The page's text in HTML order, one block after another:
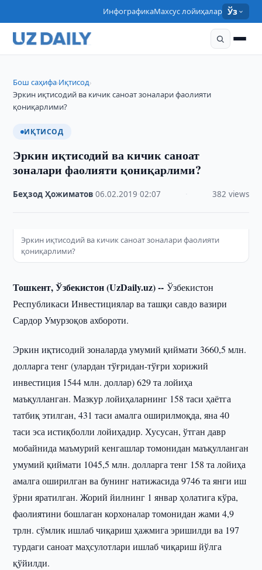
ИнфографикаМахсус лойиҳалар Ўз
Бош саҳифа›Иқтисод›
Эркин иқтисодий ва кичик саноат зоналари фаолияти
қониқарлими?
ИҚТИСОД
Эркин иқтисодий ва кичик саноат
зоналари фаолияти қониқарлими?
Беҳзод Ҳожиматов ·06.02.2019 ·02:07 382 views
Эркин иқтисодий ва кичик саноат зоналари фаолияти
қониқарлими?
Тошкент, Ўзбекистон (UzDaily.uz) --Ўзбекистон
Республикаси Инвестициялар ва ташқи савдо вазири
Сардор Умурзоқов ахбороти.
Эркин иқтисодий зоналарда умумий қиймати 3660,5 млн.
долларга тенг (улардан тўғридан-тўғри хорижий
инвестиция 1544 млн. доллар) 629 та лойиҳа
маъқулланган. Мазкур лойиҳаларнинг 158 таси ҳаётга
татбиқ этилган, 431 таси амалга оширилмоқда, яна 40
таси эса истиқболли лойиҳадир. Хусусан, ўтган давр
мобайнида маъмурий кенгашлар томонидан маъқулланган
умумий қиймати 1045,5 млн. долларга тенг 158 та лойиҳа
амалга оширилган ва бунинг натижасида 9746 та янги иш
ўрни яратилган. Жорий йилнинг 1 январ ҳолатига кўра,
фаолиятини бошлаган корхоналар томонидан жами 4,9
трлн. сўмлик ишлаб чиқариш ҳажмига эришилди ва 197
турдаги саноат маҳсулотлари ишлаб чиқариш йўлга
қўйилди.